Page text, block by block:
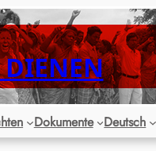
Dokumente Deutsch